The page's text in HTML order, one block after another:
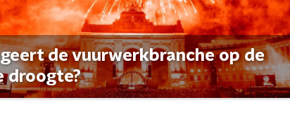
de vuurwerkbranche op de
droogte?